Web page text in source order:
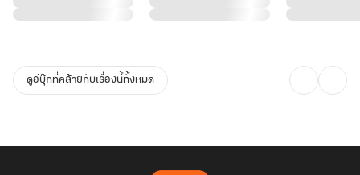
ดูอีบุ๊กที่คล้ายกับเรื่องนี้ทั้งหมด